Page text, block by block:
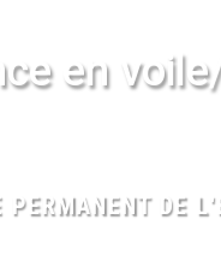
en
DE